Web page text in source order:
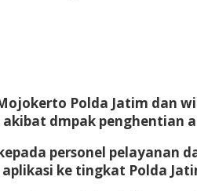
Polda Jatim dan
akibat dmpak penghentian
personel pelayanan
ke tingkat Polda